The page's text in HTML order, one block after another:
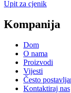
Upit za cjenik
Kompanija
Dom
O nama
Proizvodi
Vijesti
Često
Kontaktiraj nas